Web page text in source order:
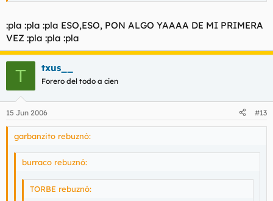
PIBONAZOS AL PODER!!!!
:pla :pla :pla ESO,ESO, PON ALGO YAAAA DE MI PRIMERA
VEZ :pla :pla :pla
T txus__
Forero del todo a cien
15 Jun 2006 #13
garbanzito rebuznó:
burraco rebuznó:
TORBE rebuznó: